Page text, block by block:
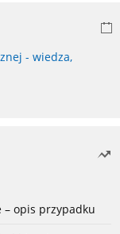
- wiedza,
– opis przypadku